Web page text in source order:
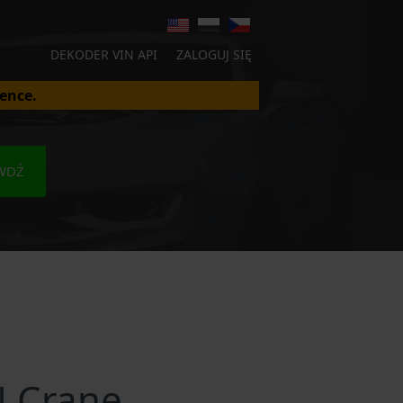
DEKODER VIN API ZALOGUJ SIĘ